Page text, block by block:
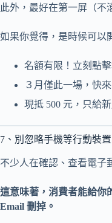
此外，最好在第一屏（不
如果你覺得，是時候可以
名額有限！立刻點
３月僅此一場，快
現抵 500 元，只給
7、別忽略手機等行動裝
不少人在確認、查看電子
這意味著，消費者能給你
Email 刪掉。